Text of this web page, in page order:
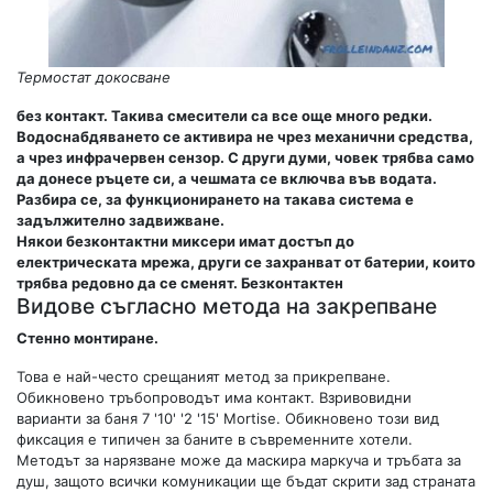
Термостат докосване
без контакт. Такива смесители са все още много редки.
Водоснабдяването се активира не чрез механични средства,
а чрез инфрачервен сензор. С други думи, човек трябва само
да донесе ръцете си, а чешмата се включва във водата.
Разбира се, за функционирането на такава система е
задължително задвижване.
Някои безконтактни миксери имат достъп до
електрическата мрежа, други се захранват от батерии, които
трябва редовно да се сменят. Безконтактен
Видове съгласно метода на закрепване
Стенно монтиране.
Това е най-често срещаният метод за прикрепване.
Обикновено тръбопроводът има контакт. Взривовидни
варианти за баня 7 '10' '2 '15' Mortise. Обикновено този вид
фиксация е типичен за баните в съвременните хотели.
Методът за нарязване може да маскира маркуча и тръбата за
душ, защото всички комуникации ще бъдат скрити зад страната